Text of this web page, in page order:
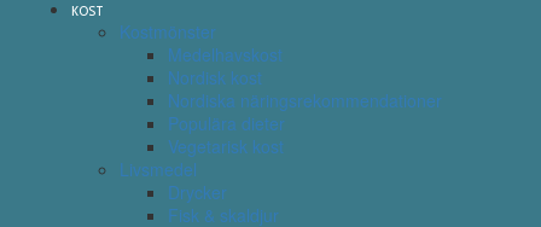
KOST
Kostmönster
Medelhavskost
Nordisk kost
Nordiska näringsrekommendationer
Populära dieter
Vegetarisk kost
Livsmedel
Drycker
Fisk & skaldjur